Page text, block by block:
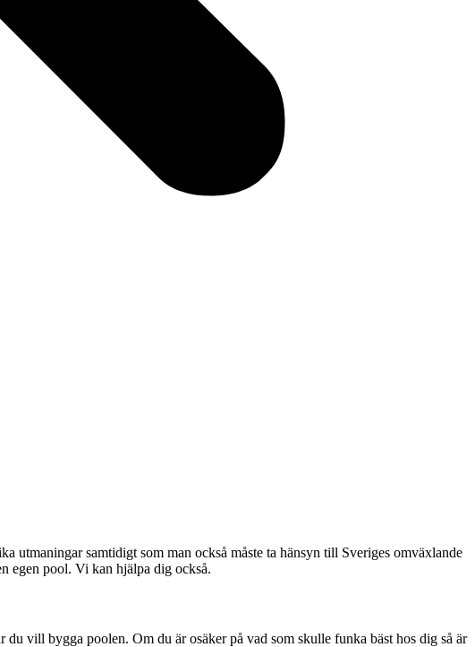
samtidigt som man också måste ta hänsyn till Sveriges omväxlande
egen pool. Vi kan hjälpa dig också.
vill bygga poolen. Om du är osäker på vad som skulle funka bäst hos dig så är